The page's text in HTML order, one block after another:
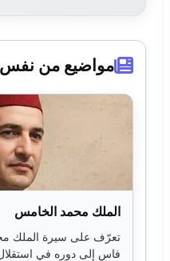
مواضيع من نفس
الملك محمد الخامس
تعرّف على سيرة الملك
فاس إلى دوره في استقلال